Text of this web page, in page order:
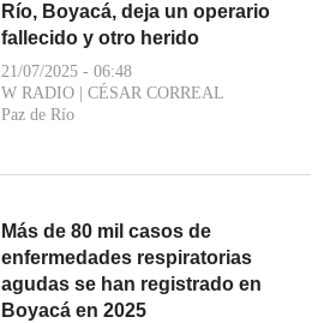
Río, Boyacá, deja un operario
fallecido y otro herido
21/07/2025 - 06:48
W RADIO
CÉSAR CORREAL
Paz de Río
Más de 80 mil casos de
enfermedades respiratorias
agudas se han registrado en
Boyacá en 2025